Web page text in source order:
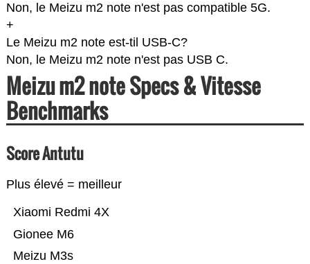
Non, le Meizu m2 note n'est pas compatible 5G.
+
Le Meizu m2 note est-til USB-C?
Non, le Meizu m2 note n'est pas USB C.
Meizu m2 note Specs & Vitesse
Benchmarks
Score Antutu
Plus élevé = meilleur
Meizu M3s
Gionee M6
Xiaomi Redmi 4X